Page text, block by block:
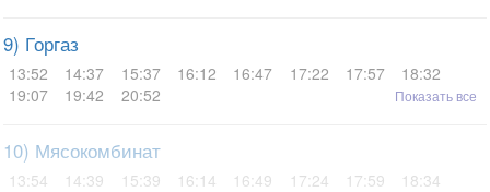
9) Горгаз
13:52 14:37 15:37 16:12 16:47 17:22 17:57
18:32
19:07
19:42 20:52 Показать все
10) Мясокомбинат
13:54 14:39 15:39 16:14 16:49 17:24 17:59
18:34